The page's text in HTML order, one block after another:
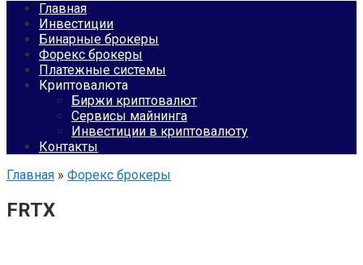
Главная
Инвестиции
Бинарные брокеры
Форекс брокеры
Платежные системы
Криптовалюта
Биржи криптовалют
Сервисы майнинга
Инвестиции в криптовалюту
Контакты
Главная » Форекс брокеры
FRTX